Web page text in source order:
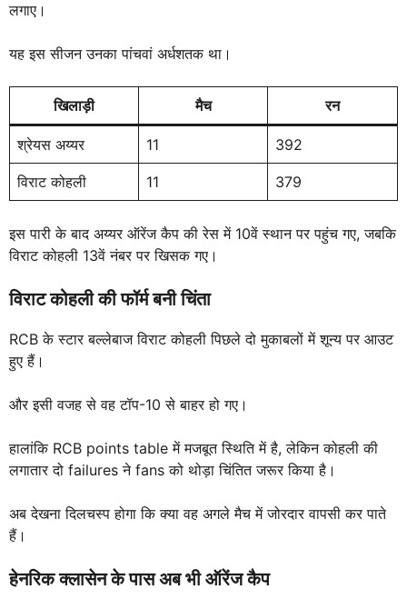
लगाए।
यह इस सीजन उनका पांचवां अर्धशतक था।
खिलाड़ी मैच रन
श्रेयस अय्यर 11 392
विराट कोहली 11 379
इस पारी के बाद अय्यर ऑरेंज कैप की रेस में 10वें स्थान पर पहुंच गए, जबकि
विराट कोहली 13वें नंबर पर खिसक गए।
विराट कोहली की फॉर्म बनी चिंता
RCB के स्टार बल्लेबाज विराट कोहली पिछले दो मुकाबलों में शून्य पर आउट
हुए हैं।
और इसी वजह से वह टॉप-10 से बाहर हो गए।
हालांकि RCB points table में मजबूत स्थिति में है, लेकिन कोहली की
लगातार दो failures ने fans को थोड़ा चिंतित जरूर किया है।
अब देखना दिलचस्प होगा कि क्या वह अगले मैच में जोरदार वापसी कर पाते
हैं।
हेनरिक क्लासेन के पास अब भी ऑरेंज कैप